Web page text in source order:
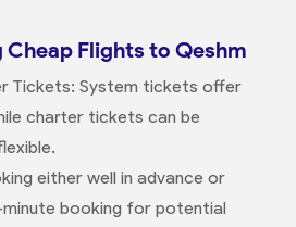
Flights to Qeshm
Tickets: System tickets offer
charter tickets can be
either well in advance or
booking for potential